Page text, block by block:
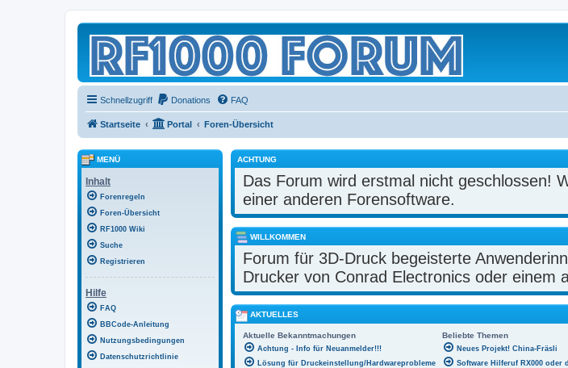
Schnellzugriff Donations FAQ
Startseite Portal Foren-Übersicht
ACHTUNG
Das Forum wird erstmal nicht geschlossen!
einer anderen Forensoftware.
WILLKOMMEN
Forum für 3D-Druck begeisterte
Drucker von Conrad Electronics oder einem
AKTUELLES
Aktuelle Bekanntmachungen Beliebte Themen
Achtung - Info für Neuanmelder!!!
Lösung für Druckeinstellung/Hardwareprobleme
Neues Projekt! China-Fräsli
Software Hilferuf RX000 oder
MENÜ
Inhalt
Forenregeln
Foren-Übersicht
RF1000 Wiki
Suche
Registrieren
Hilfe
FAQ
BBCode-Anleitung
Nutzungsbedingungen
Datenschutzrichtlinie